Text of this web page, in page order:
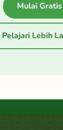
Mulai Gratis
Pelajari Lebih